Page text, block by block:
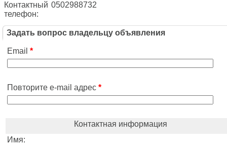
Контактный
телефон:
0502988732
Задать вопрос владельцу объявления
Email *
Повторите e-mail адрес *
Контактная информация
Имя: